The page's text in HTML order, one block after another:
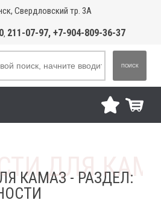
Свердловский тр. 3А
, 211-07-97, +7-904-809-36-37
ПОИСК
КАМАЗ - РАЗДЕЛ: